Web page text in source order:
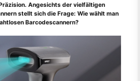
Angesichts der vielfältigen
stellt sich die Frage: Wie wählt man
Barcodescannern?